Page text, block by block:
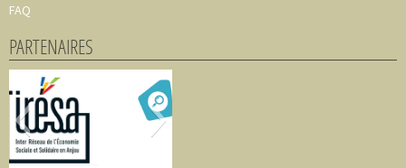
FAQ
PARTENAIRES